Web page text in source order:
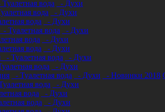
Туалетная вода
- Духи
вода
- Духи
вода
- Духи
- Туалетная вода
- Духи
вода
- Духи
вода
- Духи
- Туалетная вода
- Духи
вода
- Духи
- Туалетная вода - Духи - Новинки 2018
вода
- Духи
вода
- Духи
вода
- Духи